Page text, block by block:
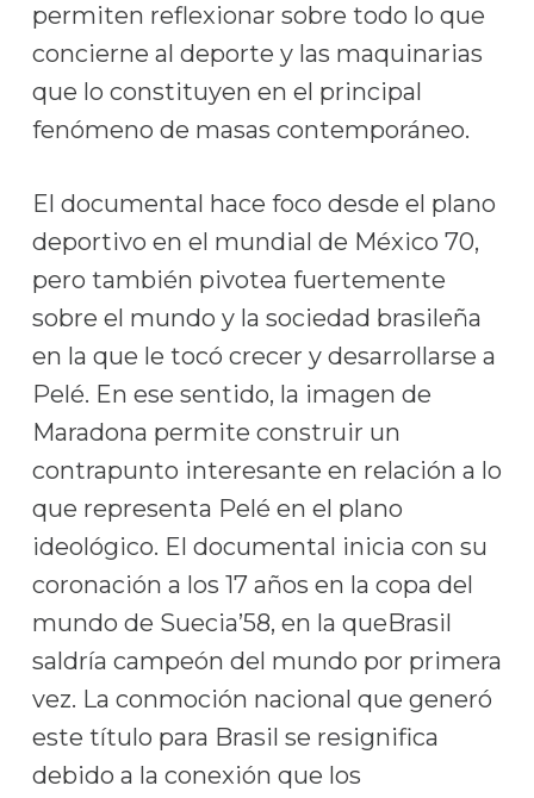
permiten reflexionar sobre todo lo que
concierne al deporte y las maquinarias
que lo constituyen en el principal
fenómeno de masas contemporáneo.
El documental hace foco desde el plano
deportivo en el mundial de México 70,
pero también pivotea fuertemente
sobre el mundo y la sociedad brasileña
en la que le tocó crecer y desarrollarse a
Pelé. En ese sentido, la imagen de
Maradona permite construir un
contrapunto interesante en relación a lo
que representa Pelé en el plano
ideológico. El documental inicia con su
coronación a los 17 años en la copa del
mundo de Suecia’58, en la queBrasil
saldría campeón del mundo por primera
vez. La conmoción nacional que generó
este título para Brasil se resignifica
debido a la conexión que los